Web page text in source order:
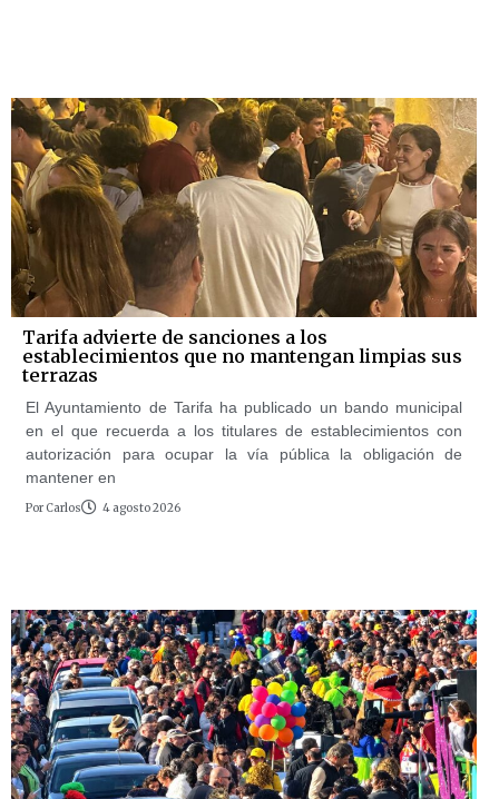
Tarifa advierte de sanciones a los
establecimientos que no mantengan limpias sus
terrazas
El Ayuntamiento de Tarifa ha publicado un bando municipal
en el que recuerda a los titulares de establecimientos con
autorización para ocupar la vía pública la obligación de
mantener en
Por Carlos 4 agosto 2026